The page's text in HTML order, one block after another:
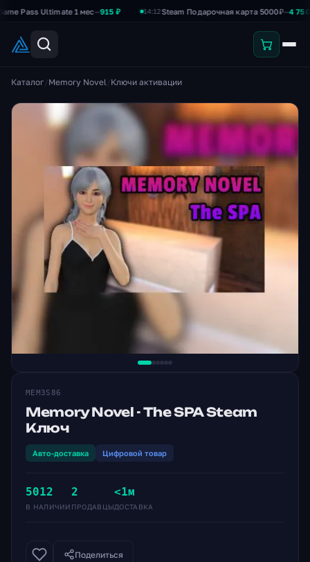
Ultimate 1 мес— 915 ₽ 14:12 Steam Подарочная карта 5000₽—4 750 ₽
Каталог /Memory Novel/Ключи активации
MEM3S86
Memory Novel - The SPA Steam
Ключ
Авто-доставка Цифровой товар
5012
В НАЛИЧИИ
2
ПРОДАВЦЫ
<1м
ДОСТАВКА
Поделиться